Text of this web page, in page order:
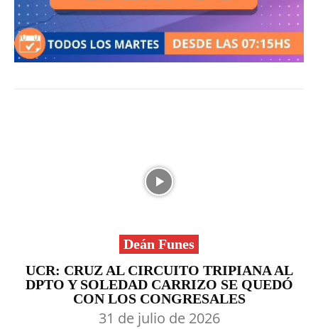
Deán Funes
UCR: CRUZ AL CIRCUITO TRIPIANA AL
DPTO Y SOLEDAD CARRIZO SE QUEDÓ
CON LOS CONGRESALES
31 de julio de 2026